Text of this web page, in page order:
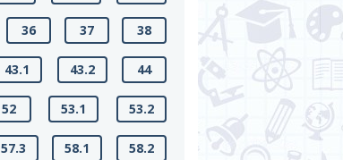
36 37 38
43.1 43.2 44
52 53.1 53.2
57.3 58.1 58.2